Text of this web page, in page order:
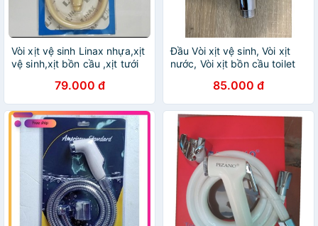
Vòi xịt vệ sinh Linax nhựa,xịt
vệ sinh,xịt bồn cầu ,xịt tưới
79.000 đ
Đầu Vòi xịt vệ sinh, Vòi xịt
nước, Vòi xịt bồn cầu toilet
dụng Hoàng Kim
85.000 đ